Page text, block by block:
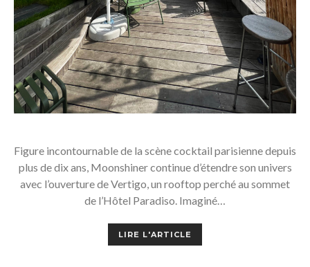
Figure incontournable de la scène cocktail parisienne depuis
plus de dix ans, Moonshiner continue d’étendre son univers
avec l’ouverture de Vertigo, un rooftop perché au sommet
de l’Hôtel Paradiso. Imaginé…
LIRE L'ARTICLE